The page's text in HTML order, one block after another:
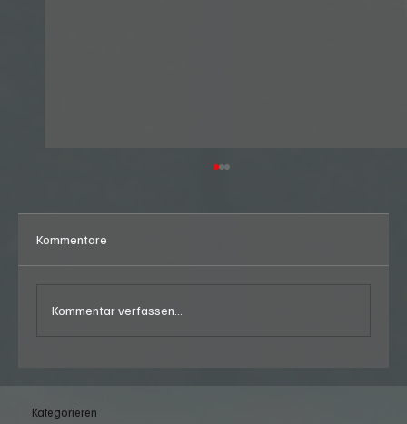
14.08.2026, 18:30 - 23:55 Uhr
Kommentare
Kommentar verfassen...
Kategorieren